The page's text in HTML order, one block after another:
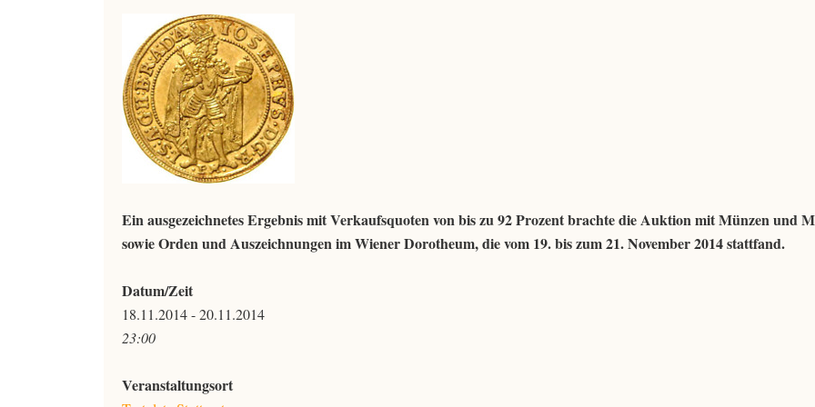
Ein ausgezeichnetes Ergebnis mit Verkaufsquoten von bis zu 92 Prozent brachte die Auktion mit Münzen und
sowie Orden und Auszeichnungen im Wiener Dorotheum, die vom 19. bis zum 21. November 2014 stattfand.
Datum/Zeit
18.11.2014 - 20.11.2014
23:00
Veranstaltungsort